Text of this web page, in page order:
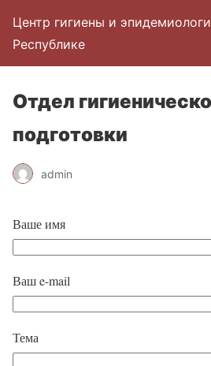
Центр гигиены и
Республике
Отдел
подготовки
admin
Ваше имя
Ваш e-mail
Тема